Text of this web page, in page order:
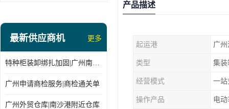
最新供应商机 更多
特种柜装卸绑扎加固|广州南沙仓库装卸
广州申请商检服务|商检通关单
广州外贸仓库|南沙港附近仓库
产品描述
起运港 广
类型 集装
经营模式 一站
操作产品 电